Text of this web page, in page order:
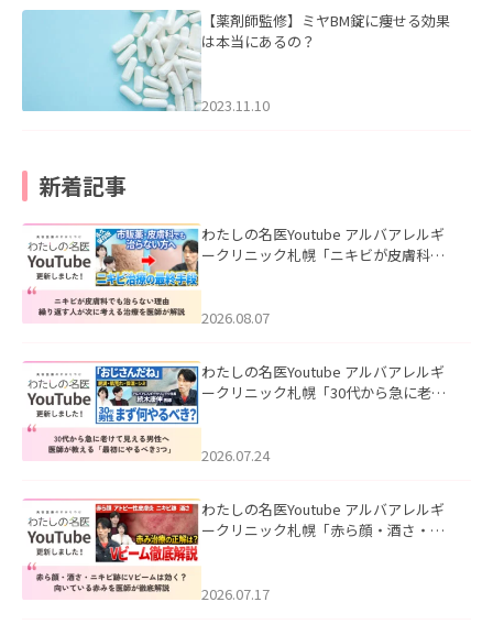
【薬剤師監修】ミヤBM錠に痩せる効果
は本当にあるの？
2023.11.10
新着記事
わたしの名医Youtube アルバアレルギ
ークリニック札幌「ニキビが皮膚科で
ました。
2026.08.07
わたしの名医Youtube アルバアレルギ
ークリニック札幌「30代から急に老け
た。
2026.07.24
わたしの名医Youtube アルバアレルギ
ークリニック札幌「赤ら顔・酒さ・ニ
した。
2026.07.17